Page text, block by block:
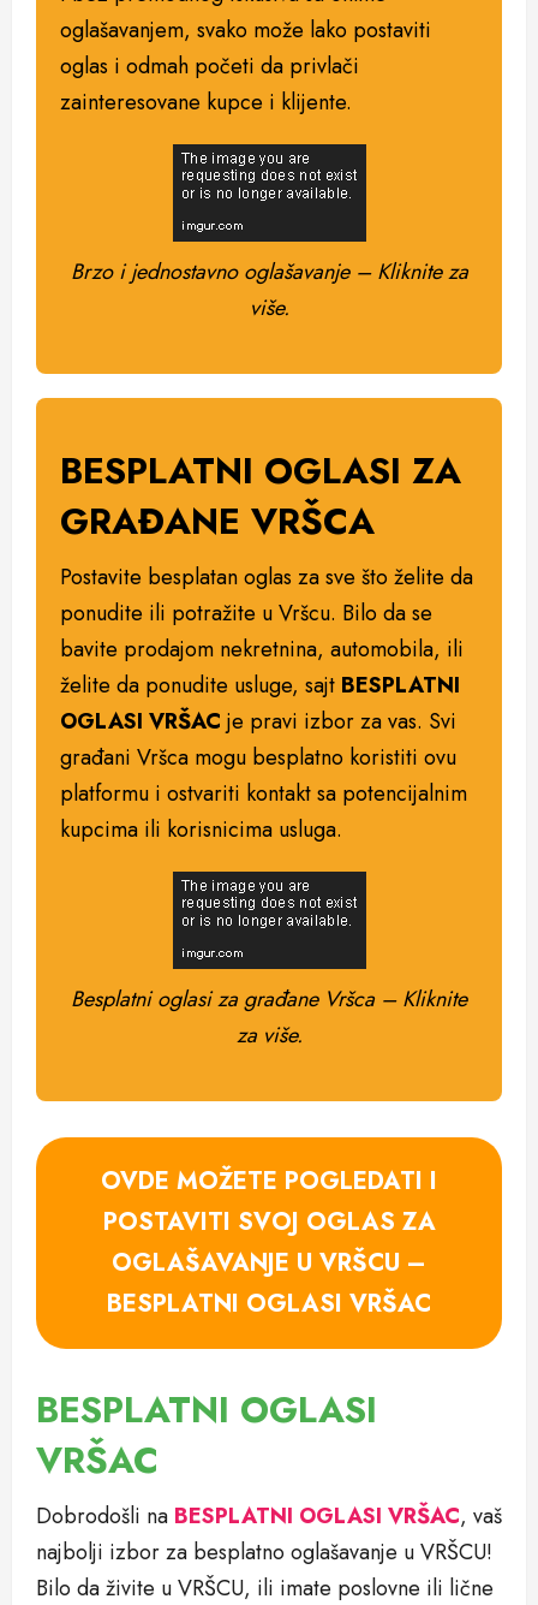
oglašavanjem, svako može lako postaviti
oglas i odmah početi da privlači
zainteresovane kupce i klijente.
Brzo i jednostavno oglašavanje – Kliknite za
više.
BESPLATNI OGLASI ZA
GRAĐANE VRŠCA
Postavite besplatan oglas za sve što želite da
ponudite ili potražite u Vršcu. Bilo da se
bavite prodajom nekretnina, automobila, ili
želite da ponudite usluge, sajt BESPLATNI
OGLASI VRŠAC je pravi izbor za vas. Svi
građani Vršca mogu besplatno koristiti ovu
platformu i ostvariti kontakt sa potencijalnim
kupcima ili korisnicima usluga.
Besplatni oglasi za građane Vršca – Kliknite
za više.
OVDE MOŽETE POGLEDATI I
POSTAVITI SVOJ OGLAS ZA
OGLAŠAVANJE U VRŠCU –
BESPLATNI OGLASI VRŠAC
BESPLATNI OGLASI
VRŠAC
Dobrodošli na BESPLATNI OGLASI VRŠAC, vaš
najbolji izbor za besplatno oglašavanje u VRŠCU!
Bilo da živite u VRŠCU, ili imate poslovne ili lične